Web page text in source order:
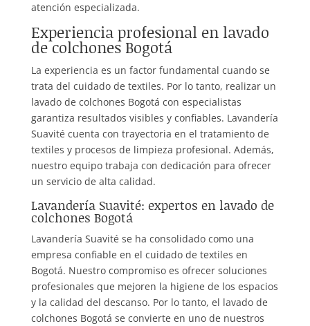
atención especializada.
Experiencia profesional en lavado
de colchones Bogotá
La experiencia es un factor fundamental cuando se
trata del cuidado de textiles. Por lo tanto, realizar un
lavado de colchones Bogotá con especialistas
garantiza resultados visibles y confiables. Lavandería
Suavité cuenta con trayectoria en el tratamiento de
textiles y procesos de limpieza profesional. Además,
nuestro equipo trabaja con dedicación para ofrecer
un servicio de alta calidad.
Lavandería Suavité: expertos en lavado de
colchones Bogotá
Lavandería Suavité se ha consolidado como una
empresa confiable en el cuidado de textiles en
Bogotá. Nuestro compromiso es ofrecer soluciones
profesionales que mejoren la higiene de los espacios
y la calidad del descanso. Por lo tanto, el lavado de
colchones Bogotá se convierte en uno de nuestros